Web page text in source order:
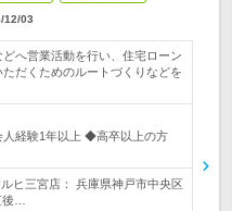
12/03
へ営業活動を行い、住宅ローン
だくためのルートづくりなどを
人経験1年以上 ◆高卒以上の方
ヒ三宮店： 兵庫県神戸市中央区
…